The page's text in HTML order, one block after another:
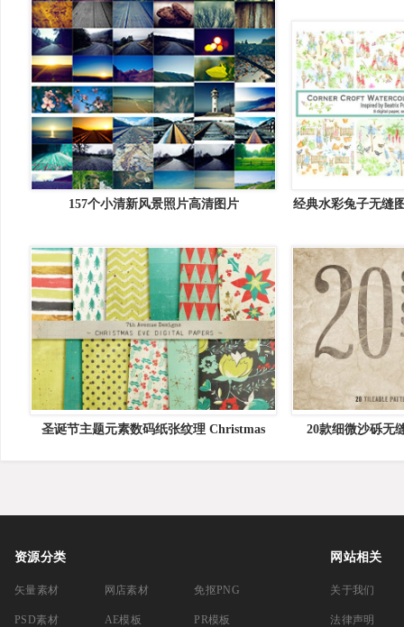
157个小清新风景照片高清图片
经典水彩兔子无缝
圣诞节主题元素数码纸张纹理 Christmas
20款细微沙砾无
资源分类
矢量素材
PSD素材
网店素材
AE模板
免抠PNG
PR模板
网站相关
关于我们
法律声明